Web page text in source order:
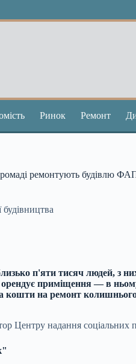
Ринок Ремонт
ремонтують будівлю
будівництва
п'яти тисяч людей, з
орендує приміщення — в
кошти на ремонт
Центру надання соціальних